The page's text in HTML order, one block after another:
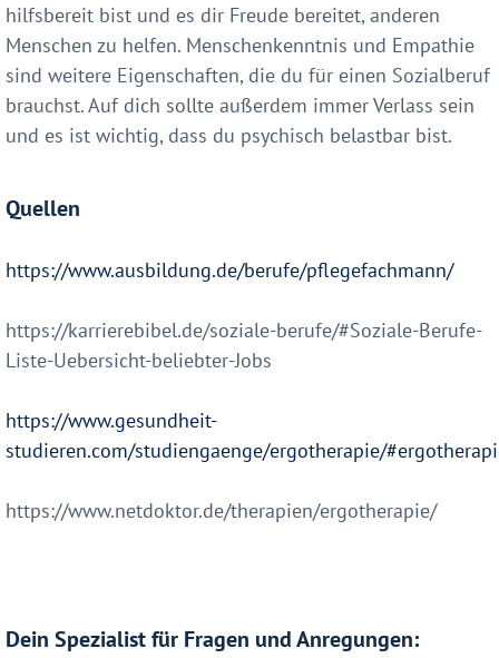
hilfsbereit bist und es dir Freude bereitet, anderen
Menschen zu helfen. Menschenkenntnis und Empathie
sind weitere Eigenschaften, die du für einen Sozialberuf
brauchst. Auf dich sollte außerdem immer Verlass sein
und es ist wichtig, dass du psychisch belastbar bist.
Quellen
https://www.ausbildung.de/berufe/pflegefachmann/
https://karrierebibel.de/soziale-berufe/#Soziale-Berufe-
Liste-Uebersicht-beliebter-Jobs
https://www.gesundheit-
studieren.com/studiengaenge/ergotherapie/
https://www.netdoktor.de/therapien/ergotherapie/
Dein Spezialist für Fragen und Anregungen: